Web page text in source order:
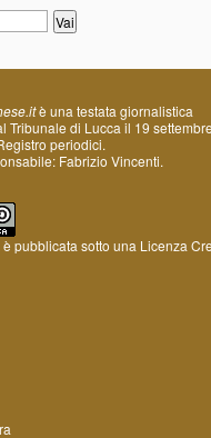
è una testata giornalistica
Tribunale di Lucca il 19
periodici.
Fabrizio Vincenti.
pubblicata sotto una Licenza